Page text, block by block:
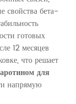
свойства бета-
готовых
12 месяцев
что решает
для
напрямую